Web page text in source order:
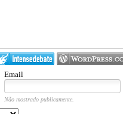
Email
Não mostrado publicamente.